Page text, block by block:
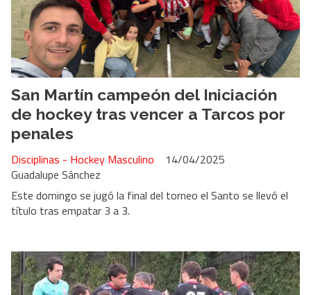
San Martín campeón del Iniciación
de hockey tras vencer a Tarcos por
penales
Guadalupe Sánchez
Disciplinas - Hockey Masculino 14/04/2025
Este domingo se jugó la final del torneo el Santo se llevó el
título tras empatar 3 a 3.